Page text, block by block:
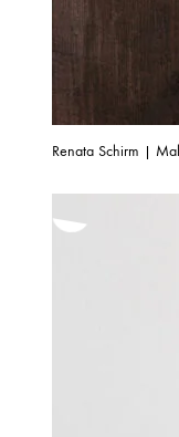
Renata Schirm |